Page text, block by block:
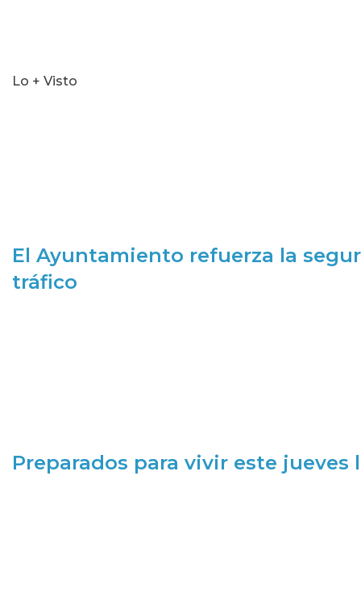
Lo + Visto
El Ayuntamiento refuerza la
tráfico
Preparados para vivir este jueves